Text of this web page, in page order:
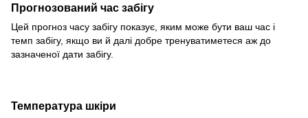
Прогнозований час забігу
Цей прогноз часу забігу показує, яким може бути ваш час і
темп забігу, якщо ви й далі добре тренуватиметеся аж до
зазначеної дати забігу.
Температура шкіри